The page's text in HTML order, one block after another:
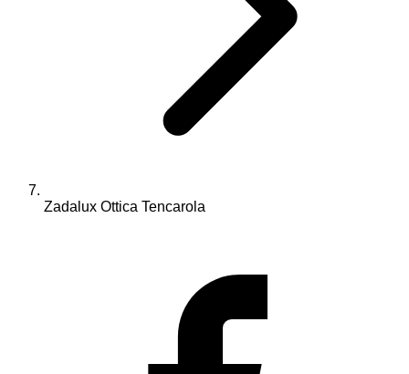
Zadalux Ottica Tencarola